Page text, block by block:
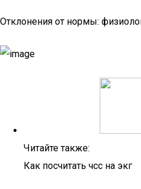
Отклонения от нормы:
Читайте также:
Как посчитать чсс на экг